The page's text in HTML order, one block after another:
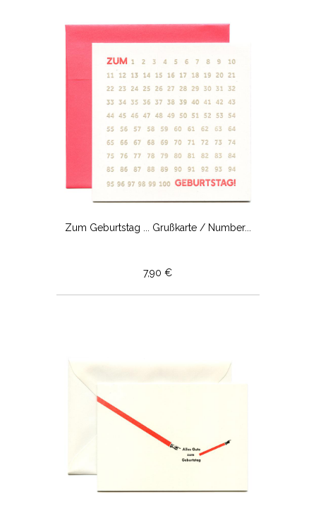
Zum Geburtstag ... Grußkarte / Number...
7,90 €